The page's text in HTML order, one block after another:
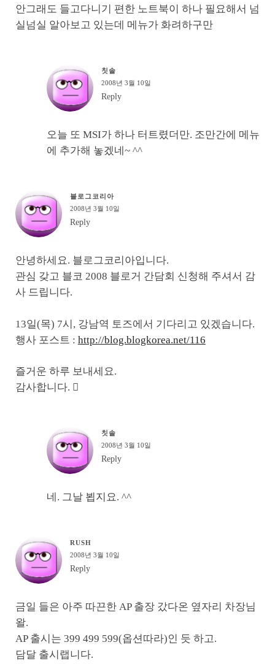
안그래도 들고다니기 편한 노트북이 하나 필요해서 넘
실넘실 알아보고 있는데 메뉴가 화려하구만
칫솔
2008년 3월 10일
Reply
오늘 또 MSI가 하나 터트렸더만. 조만간에 메뉴
에 추가해 놓겠네~ ^^
블로그코리아
2008년 3월 10일
Reply
안녕하세요. 블로그코리아입니다.
관심 갖고 블코 2008 블로거 간담회 신청해 주셔서 감
사 드립니다.
13일(목) 7시, 강남역 토즈에서 기다리고 있겠습니다.
행사 포스트 : http://blog.blogkorea.net/116
즐거운 하루 보내세요.
감사합니다. 
칫솔
2008년 3월 10일
Reply
네. 그날 뵙지요. ^^
RUSH
2008년 3월 10일
Reply
금일 들은 아주 따끈한 AP 출장 갔다온 옆자리 차장님
왈.
AP 출시는 399 499 599(옵션따라)인 듯 하고.
담달 출시랩니다.